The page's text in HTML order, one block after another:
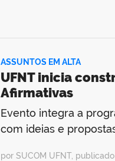
ASSUNTOS EM ALTA
UFNT inicia
Afirmativas
Evento integra a
com ideias e
por SUCOM UFNT,